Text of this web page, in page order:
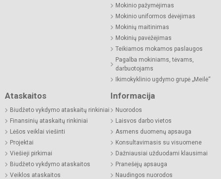
Mokinio pažymėjimas
Mokinio uniformos dėvėjimas
Mokinių maitinimas
Mokinių pavėžėjimas
Teikiamos mokamos paslaugos
Pagalba mokiniams, tėvams,
darbuotojams
Ikimokyklinio ugdymo grupė „Meilė“
Ataskaitos
Biudžeto vykdymo ataskaitų rinkiniai
Finansinių ataskaitų rinkiniai
Lėšos veiklai viešinti
Projektai
Viešieji pirkimai
Biudžeto vykdymo ataskaitos
Veiklos ataskaitos
Informacija
Nuorodos
Laisvos darbo vietos
Asmens duomenų apsauga
Konsultavimasis su visuomene
Dažniausiai užduodami klausimai
Pranešėjų apsauga
Naudingos nuorodos